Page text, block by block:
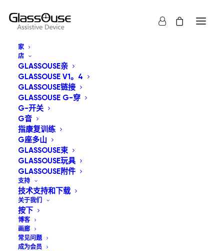
家
店
GLASSOUSE亲
GLASSOUSE V1。4
GLASSOUSE链接
GLASSOUSE G-穿
G-开关
G音
指康复训练
G座多山
GLASSOUSE束
GLASSOUSE玩具
GLASSOUSE附件
支持
技术支持和下载
关于我们
按下
博客
画廊
常见问题
成为会员
断剑：导演剪辑版
我们很荣幸能在GlassOuse游戏专区向您介绍这款充满神
断剑是屡获殊荣系列的第一个篇章，它将邀请您踏上一段充